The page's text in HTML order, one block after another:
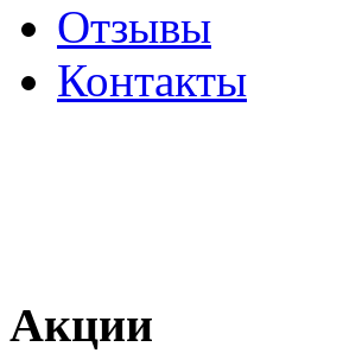
Отзывы
­Контакты
Акции